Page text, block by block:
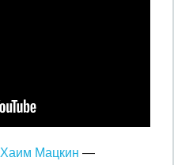
Хаим Мацкин —